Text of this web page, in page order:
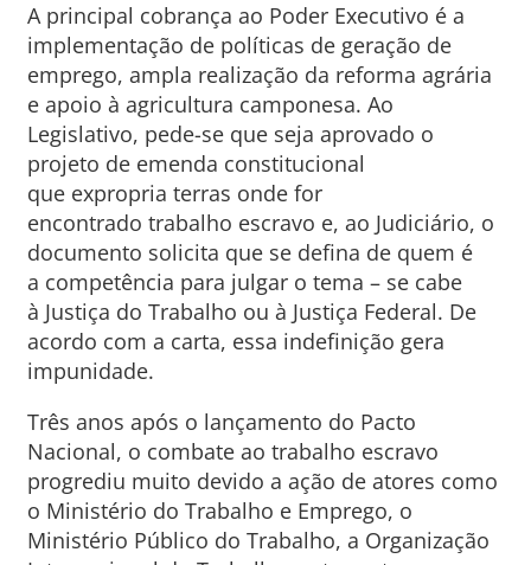
A principal cobrança ao Poder Executivo é a
implementação de políticas de geração de
emprego, ampla realização da reforma agrária
e apoio à agricultura camponesa. Ao
Legislativo, pede-se que seja aprovado o
projeto de emenda constitucional
que expropria terras onde for
encontrado trabalho escravo e, ao Judiciário, o
documento solicita que se defina de quem é
a competência para julgar o tema – se cabe
à Justiça do Trabalho ou à Justiça Federal. De
acordo com a carta, essa indefinição gera
impunidade.
Três anos após o lançamento do Pacto
Nacional, o combate ao trabalho escravo
progrediu muito devido a ação de atores como
o Ministério do Trabalho e Emprego, o
Ministério Público do Trabalho, a Organização